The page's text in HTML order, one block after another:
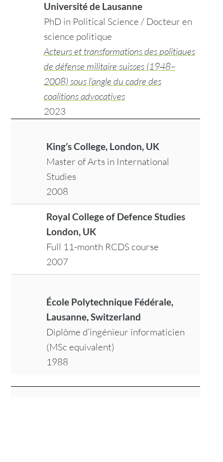
Université de Lausanne
PhD in Political Science / Docteur en
science politique
Acteurs et transformations des politiques
de défense militaire suisses (1948–
2008) sous l’angle du cadre des
coalitions advocatives
2023
King’s College, London, UK
Master of Arts in International
Studies
2008
Royal College of Defence Studies
London, UK
Full 11-month RCDS course
2007
École Polytechnique Fédérale,
Lausanne, Switzerland
Diplôme d’ingénieur informaticien
(MSc equivalent)
1988